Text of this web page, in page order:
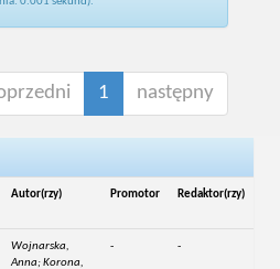
1 następny
Autor(rzy) Promotor Redaktor(rzy)
Wojnarska,
Anna; Korona,
- -